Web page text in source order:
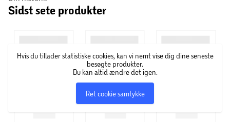
Aussie er forkortelsen for Australien og hårplejefirmaet
dag, hvad end dit hår har brug for et lille boost eller ekstra
pleje. Filosofien er klar; “There's more to life than hair… but
it's a good place to start”.
Sidst sete produkter
Hvis du tillader statistiske cookies, kan vi nemt vise dig dine seneste
besøgte produkter.
Du kan altid ændre det igen.
Ret cookie samtykke